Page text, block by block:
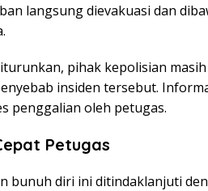
langsung dievakuasi dan
pihak kepolisian
insiden tersebut.
penggalian oleh petugas.
Petugas
bunuh diri ini ditindaklanjuti